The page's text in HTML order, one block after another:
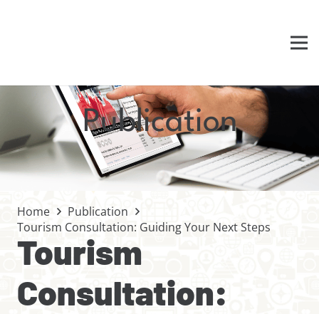
Publication
Home
Publication
Tourism Consultation: Guiding Your Next Steps
Tourism
Consultation: